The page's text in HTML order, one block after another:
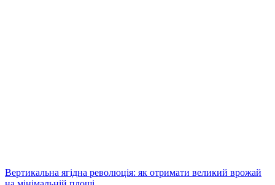
Вертикальна ягідна революція: як отримати великий врожай